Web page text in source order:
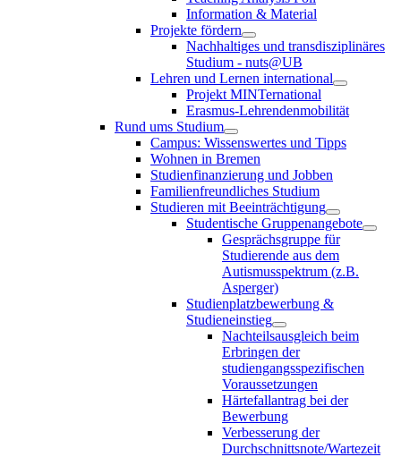
Information & Material
Projekte fördern
Nachhaltiges und transdisziplinäres
Studium - nuts@UB
Lehren und Lernen international
Projekt MINTernational
Erasmus-Lehrendenmobilität
Rund ums Studium
Campus: Wissenswertes und Tipps
Wohnen in Bremen
Studienfinanzierung und Jobben
Familienfreundliches Studium
Studieren mit Beeinträchtigung
Studentische Gruppenangebote
Gesprächsgruppe für
Studierende aus dem
Autismusspektrum (z.B.
Asperger)
Studienplatzbewerbung &
Studieneinstieg
Nachteilsausgleich beim
Erbringen der
studiengangsspezifischen
Voraussetzungen
Härtefallantrag bei der
Bewerbung
Verbesserung der
Durchschnittsnote/Wartezeit